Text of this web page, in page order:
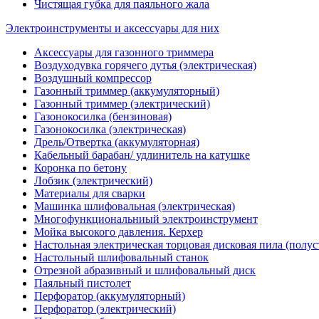
Чистящая губка для паяльного жала
Электроинструменты и аксессуары для них
Аксессуары для газонного триммера
Воздуходувка горячего дутья (электрическая)
Воздушный компрессор
Газонный триммер (аккумуляторный)
Газонный триммер (электрический)
Газонокосилка (бензиновая)
Газонокосилка (электрическая)
Дрель/Отвертка (аккумуляторная)
Кабельный барабан/ удлинитель на катушке
Коронка по бетону
Лобзик (электрический)
Материалы для сварки
Машинка шлифовальная (электрическая)
Многофункциональниый электроинструмент
Мойка высокого давления. Керхер
Настольная электрическая торцовая дисковая пила
Настольный шлифовальный станок
Отрезной абразивный и шлифовальный диск
Паяльный пистолет
Перфоратор (аккумуляторный)
Перфоратор (электрический)